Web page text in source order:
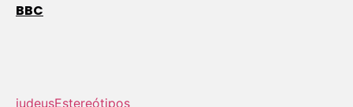
BBC
judeusEstereótipos